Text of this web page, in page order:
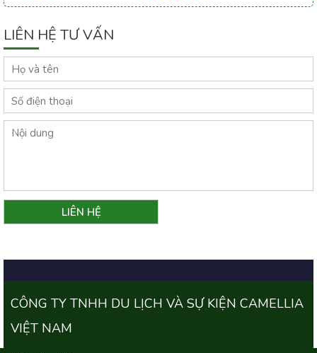
LIÊN HỆ TƯ VẤN
CÔNG TY TNHH DU LỊCH VÀ SỰ KIỆN CAMELLIA
VIỆT NAM